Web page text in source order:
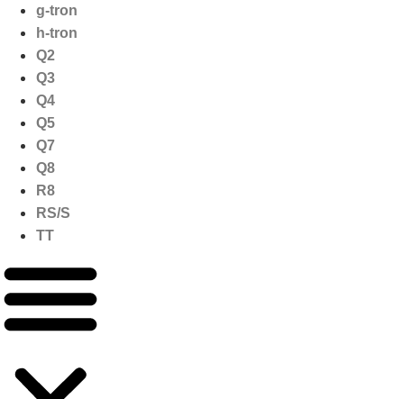
g-tron
h-tron
Q2
Q3
Q4
Q5
Q7
Q8
R8
RS/S
TT